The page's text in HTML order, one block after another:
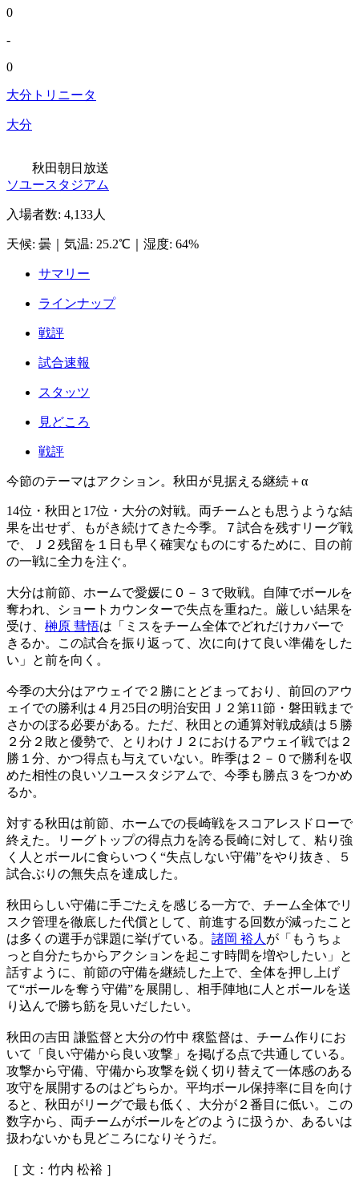
0
-
0
大分トリニータ
大分
秋田朝日放送
ソユースタジアム
入場者数: 4,133人
天候: 曇 気温: 25.2℃ 湿度: 64%
サマリー
ラインナップ
戦評
試合速報
スタッツ
見どころ
戦評
今節のテーマはアクション。秋田が見据える継続＋α
14位・秋田と17位・大分の対戦。両チームとも思うような結
果を出せず、もがき続けてきた今季。７試合を残すリーグ戦
で、Ｊ２残留を１日も早く確実なものにするために、目の前
の一戦に全力を注ぐ。
大分は前節、ホームで愛媛に０－３で敗戦。自陣でボールを
奪われ、ショートカウンターで失点を重ねた。厳しい結果を
受け、 榊原 彗悟は「ミスをチーム全体でどれだけカバーで
きるか。この試合を振り返って、次に向けて良い準備をした
い」と前を向く。
今季の大分はアウェイで２勝にとどまっており、前回のアウ
ェイでの勝利は４月25日の明治安田Ｊ２第11節・磐田戦まで
さかのぼる必要がある。ただ、秋田との通算対戦成績は５勝
２分２敗と優勢で、とりわけＪ２におけるアウェイ戦では２
勝１分、かつ得点も与えていない。昨季は２－０で勝利を収
めた相性の良いソユースタジアムで、今季も勝点３をつかめ
るか。
対する秋田は前節、ホームでの長崎戦をスコアレスドローで
終えた。リーグトップの得点力を誇る長崎に対して、粘り強
く人とボールに食らいつく“失点しない守備”をやり抜き、５
試合ぶりの無失点を達成した。
秋田らしい守備に手ごたえを感じる一方で、チーム全体でリ
スク管理を徹底した代償として、前進する回数が減ったこと
は多くの選手が課題に挙げている。 諸岡 裕人 が「もうちょ
っと自分たちからアクションを起こす時間を増やしたい」と
話すように、前節の守備を継続した上で、全体を押し上げ
て“ボールを奪う守備”を展開し、相手陣地に人とボールを送
り込んで勝ち筋を見いだしたい。
秋田の吉田 謙監督と大分の竹中 穣監督は、チーム作りにお
いて「良い守備から良い攻撃」を掲げる点で共通している。
攻撃から守備、守備から攻撃を鋭く切り替えて一体感のある
攻守を展開するのはどちらか。平均ボール保持率に目を向け
ると、秋田がリーグで最も低く、大分が２番目に低い。この
数字から、両チームがボールをどのように扱うか、あるいは
扱わないかも見どころになりそうだ。
［ 文：竹内 松裕 ］